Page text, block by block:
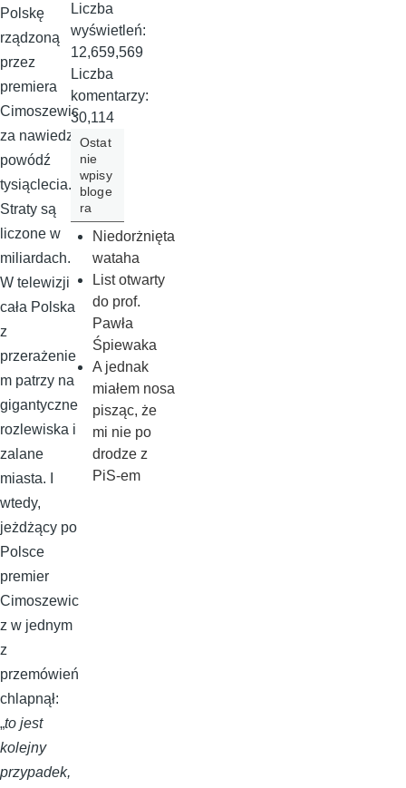
Polskę
rządzoną
przez
premiera
Cimoszewic
za nawiedza
powódź
tysiąclecia.
Straty są
liczone w
miliardach.
W telewizji
cała Polska
z
przerażenie
m patrzy na
gigantyczne
rozlewiska i
zalane
miasta. I
wtedy,
jeżdżący po
Polsce
premier
Cimoszewic
z w jednym
z
przemówień
chlapnął:
„to jest
kolejny
przypadek,
Liczba
wyświetleń:
12,659,569
Liczba
komentarzy:
30,114
Ostat
nie
wpisy
bloge
ra
Niedorżnięta
wataha
List otwarty
do prof.
Pawła
Śpiewaka
A jednak
miałem nosa
pisząc, że
mi nie po
drodze z
PiS-em